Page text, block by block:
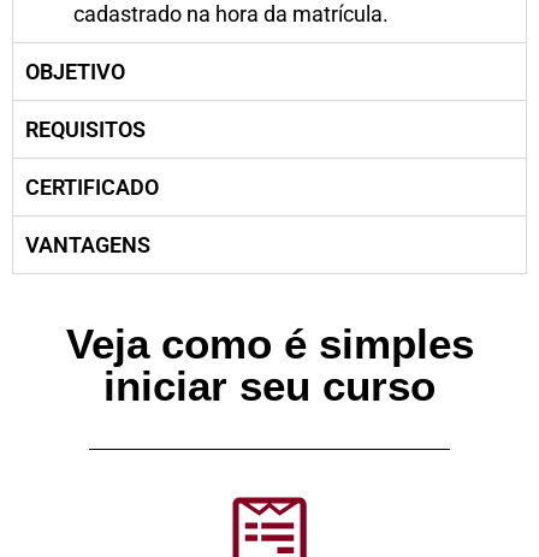
cadastrado na hora da matrícula.
OBJETIVO
REQUISITOS
CERTIFICADO
VANTAGENS
Veja como é simples
iniciar seu curso